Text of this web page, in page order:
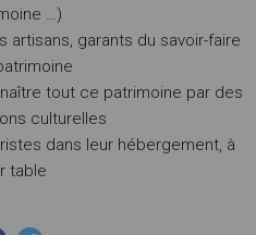
…)
garants du savoir-faire
tout ce patrimoine par des
culturelles
dans leur hébergement, à
table